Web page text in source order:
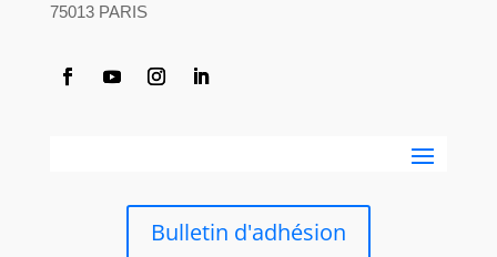
75013 PARIS
Bulletin d'adhésion